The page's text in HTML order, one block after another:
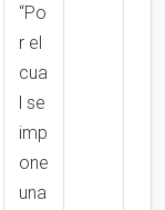
“Po
r el
cua
l se
imp
one
una